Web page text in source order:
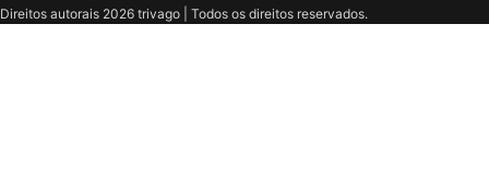
Direitos autorais 2026 trivago | Todos os direitos reservados.